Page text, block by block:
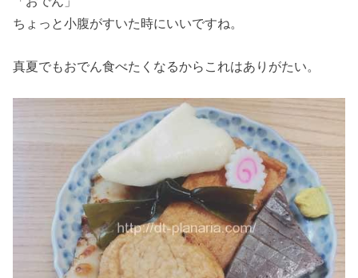
ちょっと小腹がすいた時にいいですね。
真夏でもおでん食べたくなるからこれはありがたい。